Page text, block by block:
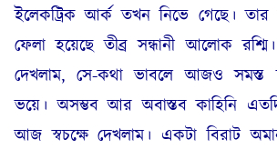
ইলেকট্রিক আর্ক তখন নিভে গেছে।
ফেলা হয়েছে তীব্র সন্ধানী আলোক
দেখলাম, সে-কথা ভাবলে আজও সমস্ত
ভয়ে। অসম্ভব আর অবাস্তব কাহিনি
আজ স্বচক্ষে দেখলাম। একটা বিরাট